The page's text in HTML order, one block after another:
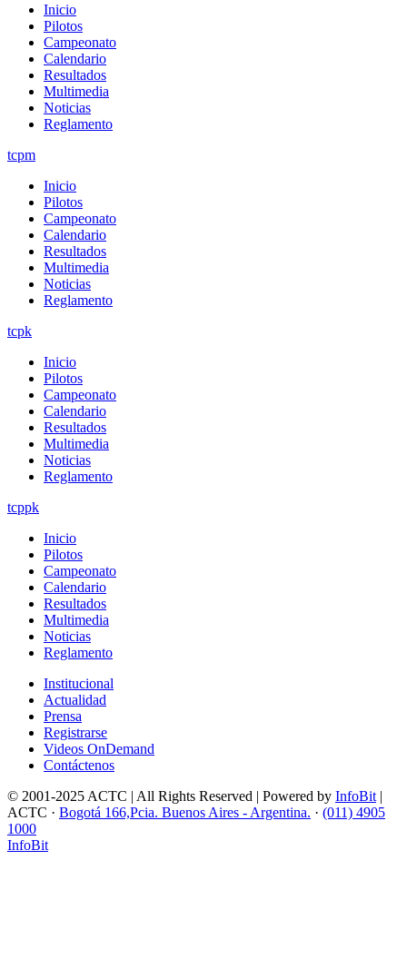
Inicio
Pilotos
Campeonato
Calendario
Resultados
Multimedia
Noticias
Reglamento
tcpm
Inicio
Pilotos
Campeonato
Calendario
Resultados
Multimedia
Noticias
Reglamento
tcpk
Inicio
Pilotos
Campeonato
Calendario
Resultados
Multimedia
Noticias
Reglamento
tcppk
Inicio
Pilotos
Campeonato
Calendario
Resultados
Multimedia
Noticias
Reglamento
Institucional
Actualidad
Prensa
Registrarse
Videos OnDemand
Contáctenos
© 2001-2025 ACTC | All Rights Reserved | Powered by InfoBit |
ACTC · Bogotá 166,Pcia. Buenos Aires - Argentina. · (011) 4905
1000
InfoBit